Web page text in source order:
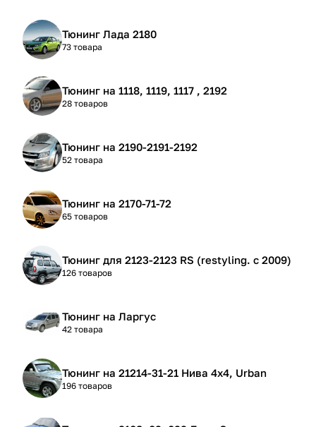
Тюнинг Лада 2180
73 товара
Тюнинг на 1118, 1119, 1117 , 2192
28 товаров
Тюнинг на 2190-2191-2192
52 товара
Тюнинг на 2170-71-72
65 товаров
Тюнинг для 2123-2123 RS (restyling. с 2009)
126 товаров
Тюнинг на Ларгус
42 товара
Тюнинг на 21214-31-21 Нива 4х4, Urban
196 товаров